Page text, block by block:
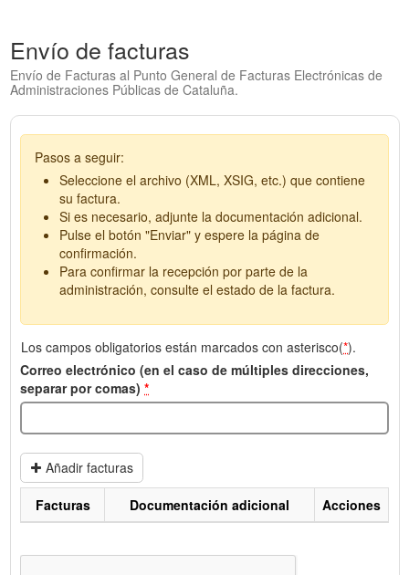
Envío de facturas
Envío de Facturas al Punto General de Facturas Electrónicas de
Administraciones Públicas de Cataluña.
Pasos a seguir:
Seleccione el archivo (XML, XSIG, etc.) que contiene
su factura.
Si es necesario, adjunte la documentación adicional.
Pulse el botón "Enviar" y espere la página de
confirmación.
Para confirmar la recepción por parte de la
administración, consulte el estado de la factura.
Los campos obligatorios están marcados con asterisco(*).
Correo electrónico (en el caso de múltiples direcciones,
separar por comas) *
Añadir facturas
Facturas Documentación adicional Acciones